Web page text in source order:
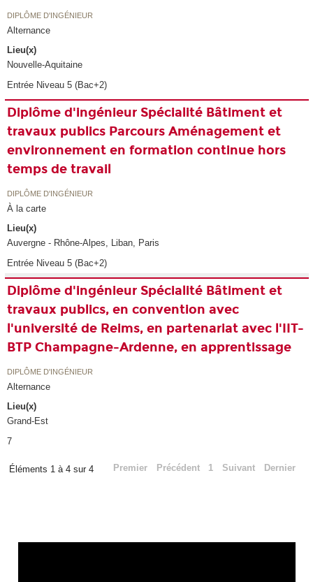
DIPLÔME D'INGÉNIEUR
Alternance
Lieu(x)
Nouvelle-Aquitaine
Entrée Niveau 5 (Bac+2)
Diplôme d'ingénieur Spécialité Bâtiment et
travaux publics Parcours Aménagement et
environnement en formation continue hors
temps de travail
DIPLÔME D'INGÉNIEUR
À la carte
Lieu(x)
Auvergne - Rhône-Alpes, Liban, Paris
Entrée Niveau 5 (Bac+2)
Diplôme d'ingénieur Spécialité Bâtiment et
travaux publics, en convention avec
l'université de Reims, en partenariat avec l'IIT-
BTP Champagne-Ardenne, en apprentissage
DIPLÔME D'INGÉNIEUR
Alternance
Lieu(x)
Grand-Est
7
Éléments 1 à 4 sur 4 Premier Précédent 1 Suivant Dernier